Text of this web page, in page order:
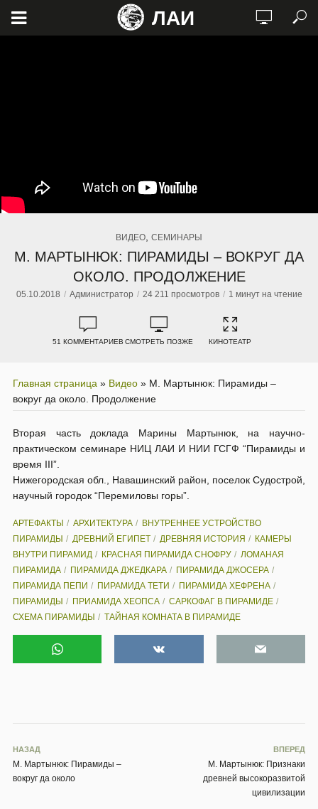
ЛАИ
ВИДЕО СЕМИНАРЫ
М. МАРТЫНЮК: ПИРАМИДЫ – ВОКРУГ ДА
ОКОЛО. ПРОДОЛЖЕНИЕ
05.10.2018 Администратор 24 211 просмотров 1 минут на чтение
51 КОММЕНТАРИЕВ СМОТРЕТЬ ПОЗЖЕ КИНОТЕАТР
Главная страница » Видео » М. Мартынюк: Пирамиды –
вокруг да около. Продолжение
Вторая часть доклада Марины Мартынюк, на научно-
практическом семинаре НИЦ ЛАИ И НИИ ГСГФ “Пирамиды и
время III”.
Нижегородская обл., Навашинский район, поселок Судострой,
научный городок “Перемиловы горы”.
АРТЕФАКТЫ АРХИТЕКТУРА
ВНУТРЕННЕЕ УСТРОЙСТВО
ПИРАМИДЫ
ДРЕВНИЙ ЕГИПЕТ ДРЕВНЯЯ ИСТОРИЯ
КАМЕРЫ
ВНУТРИ ПИРАМИД
КРАСНАЯ ПИРАМИДА СНОФРУ
ЛОМАНАЯ
ПИРАМИДА
ПИРАМИДА ДЖЕДКАРА
ПИРАМИДА ДЖОСЕРА
ПИРАМИДА ПЕПИ
ПИРАМИДА ТЕТИ
ПИРАМИДА ХЕФРЕНА
ПИРАМИДЫ
ПРИАМИДА ХЕОПСА
САРКОФАГ В ПИРАМИДЕ
СХЕМА ПИРАМИДЫ
ТАЙНАЯ КОМНАТА В ПИРАМИДЕ
НАЗАД
М. Мартынюк: Пирамиды –
вокруг да около
ВПЕРЕД
М. Мартынюк: Признаки
древней высокоразвитой
цивилизации